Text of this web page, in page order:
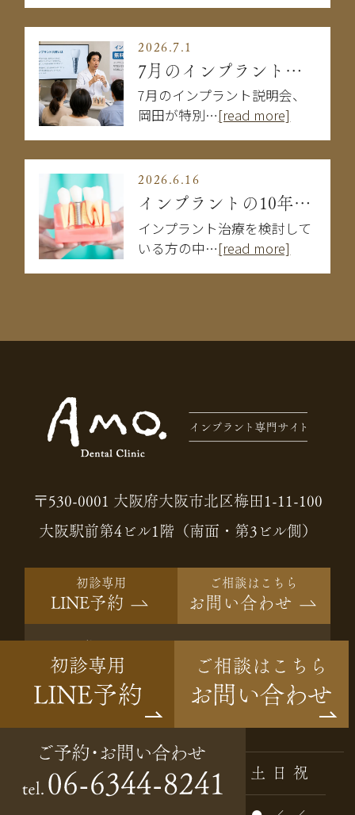
2026.7.1
7月のインプラント説明会
7月のインプラント説明会、
岡田が特別…[read more]
2026.6.16
インプラントの10年後はどうなる？長持ちする人・しない人の違い
インプラント治療を検討して
いる方の中…[read more]
〒530-0001 大阪府大阪市北区梅田1-11-100
大阪駅前第4ビル1階（南面・第3ビル側）
初診専用
LINE予約
ご相談はこちら
お問い合わせ
お問い合わせ
06-6344-8241
Instagram
診療時間 月 火 水 木 土 日 祝